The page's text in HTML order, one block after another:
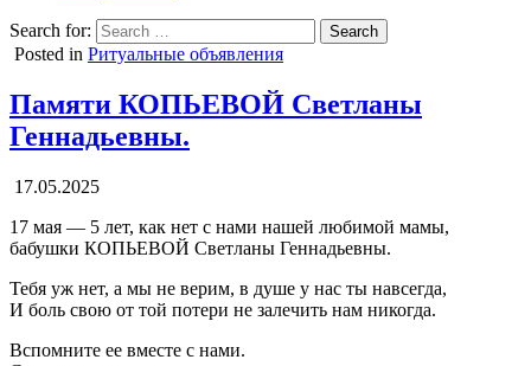
Search for:
Posted in Ритуальные объявления
Памяти КОПЬЕВОЙ Светланы
Геннадьевны.
17.05.2025
17 мая — 5 лет, как нет с нами нашей любимой мамы,
бабушки КОПЬЕВОЙ Светланы Геннадьевны.
Тебя уж нет, а мы не верим, в душе у нас ты навсегда,
И боль свою от той потери не залечить нам никогда.
Вспомните ее вместе с нами.